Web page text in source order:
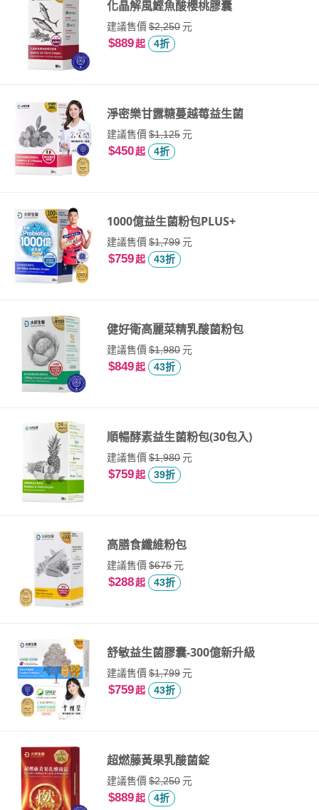
化晶解風鰹魚酸櫻桃膠囊
建議售價$2,250元
$889起 4折
淨密樂甘露糖蔓越莓益生菌
建議售價$1,125元
$450起 4折
1000億益生菌粉包PLUS+
建議售價$1,799元
$759起 43折
健好衛高麗菜精乳酸菌粉包
建議售價$1,980元
$849起 43折
順暢酵素益生菌粉包(30包入)
建議售價$1,980元
$759起 39折
高膳食纖維粉包
建議售價$675元
$288起 43折
舒敏益生菌膠囊-300億新升級
建議售價$1,799元
$759起 43折
超燃藤黃果乳酸菌錠
建議售價$2,250元
$889起 4折